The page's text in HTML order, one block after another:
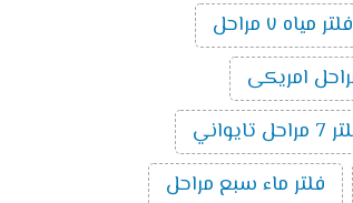
فلتر مياه ٧ مراحل
فلتر ماء سبع مراحل